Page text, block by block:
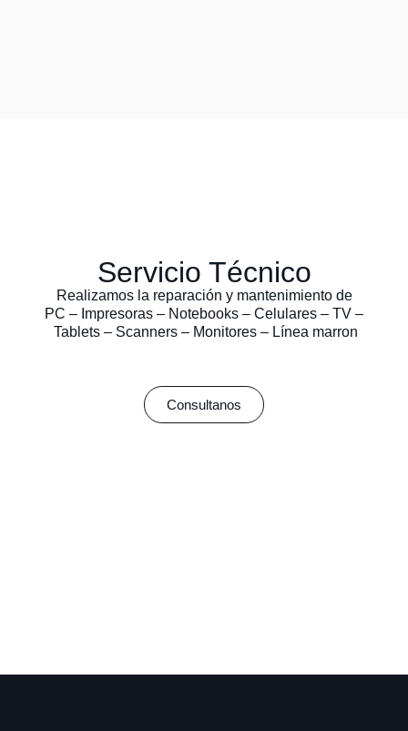
Servicio Técnico
Realizamos la reparación y mantenimiento de
PC – Impresoras – Notebooks – Celulares – TV –
Tablets – Scanners – Monitores – Línea marron
Consultanos